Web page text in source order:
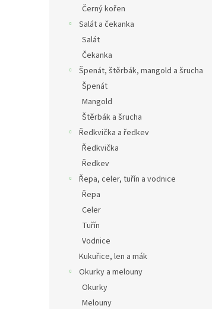
Černý kořen
Salát a čekanka
Salát
Čekanka
Špenát, štěrbák, mangold a šrucha
Špenát
Mangold
Štěrbák a šrucha
Ředkvička a ředkev
Ředkvička
Ředkev
Řepa, celer, tuřín a vodnice
Řepa
Celer
Tuřín
Vodnice
Kukuřice, len a mák
Okurky a melouny
Okurky
Melouny